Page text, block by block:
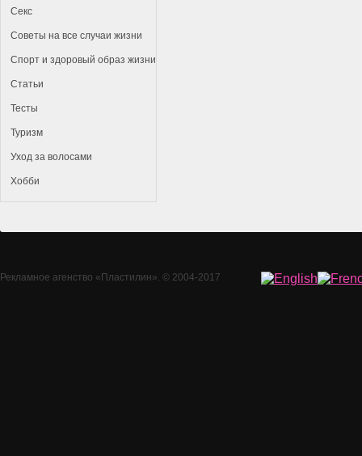
Секс
Советы на все случаи жизни
Спорт и здоровый образ жизни
Статьи
Тесты
Туризм
Уход за волосами
Хобби
Рекламное агенство «Пластилин». © 2004-2017